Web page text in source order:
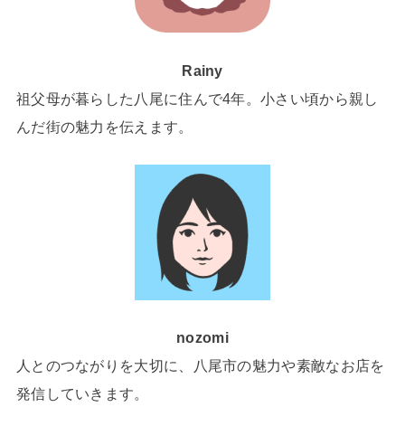
Rainy
祖父母が暮らした八尾に住んで4年。小さい頃から親し
んだ街の魅力を伝えます。
nozomi
人とのつながりを大切に、八尾市の魅力や素敵なお店を
発信していきます。